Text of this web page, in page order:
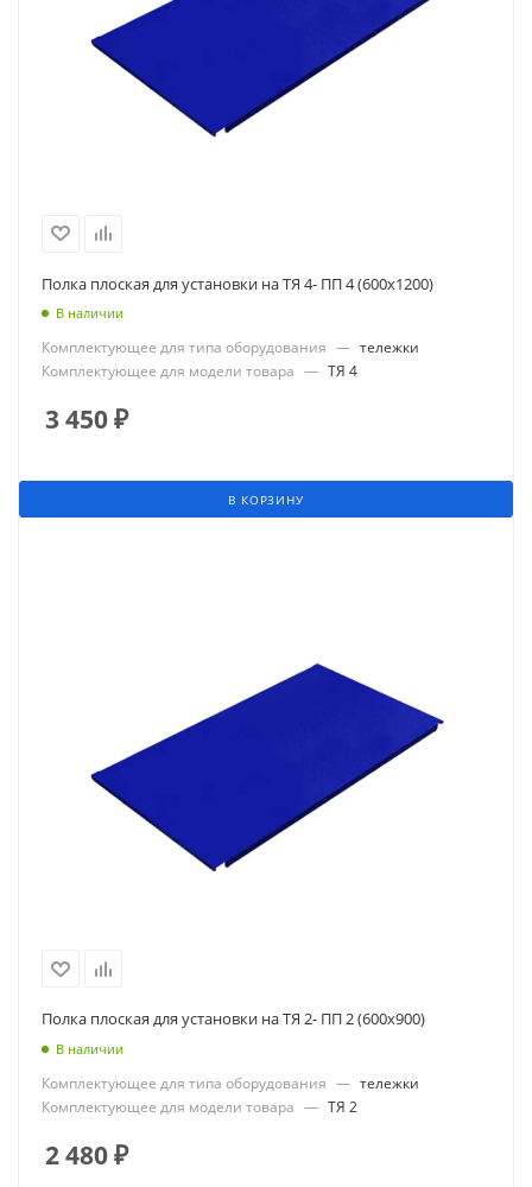
Полка плоская для установки на ТЯ 4- ПП 4 (600х1200)
В наличии
Комплектующее для типа оборудования — тележки
Комплектующее для модели товара — ТЯ 4
3 450₽
В КОРЗИНУ
Полка плоская для установки на ТЯ 2- ПП 2 (600х900)
В наличии
Комплектующее для типа оборудования — тележки
Комплектующее для модели товара — ТЯ 2
2 480₽